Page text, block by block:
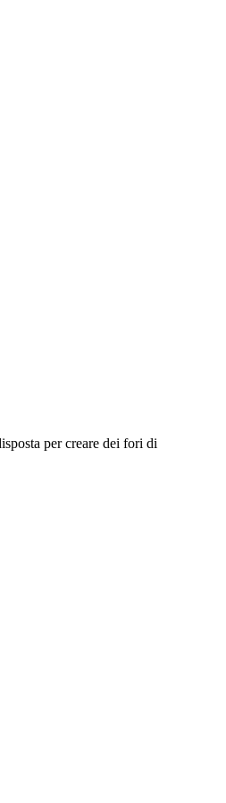
per creare dei fori di